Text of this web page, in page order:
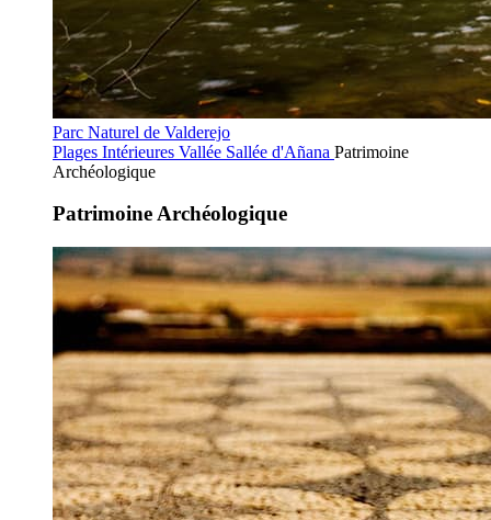
Parc Naturel de Valderejo
Plages Intérieures Vallée Sallée d'Añana Patrimoine
Archéologique
Patrimoine Archéologique